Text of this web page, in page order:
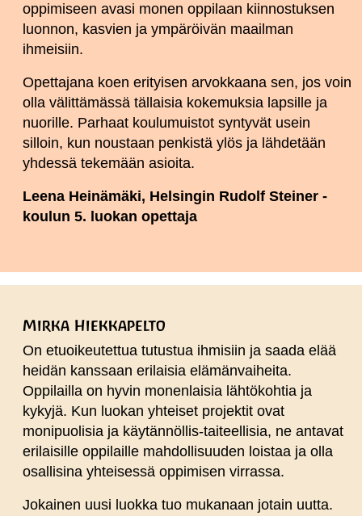
oppimiseen avasi monen oppilaan kiinnostuksen
luonnon, kasvien ja ympäröivän maailman
ihmeisiin.
Opettajana koen erityisen arvokkaana sen, jos voin
olla välittämässä tällaisia kokemuksia lapsille ja
nuorille. Parhaat koulumuistot syntyvät usein
silloin, kun noustaan penkistä ylös ja lähdetään
yhdessä tekemään asioita.
Leena Heinämäki, Helsingin Rudolf Steiner -
koulun 5. luokan opettaja
Mirka Hiekkapelto
On etuoikeutettua tutustua ihmisiin ja saada elää
heidän kanssaan erilaisia elämänvaiheita.
Oppilailla on hyvin monenlaisia lähtökohtia ja
kykyjä. Kun luokan yhteiset projektit ovat
monipuolisia ja käytännöllis-taiteellisia, ne antavat
erilaisille oppilaille mahdollisuuden loistaa ja olla
osallisina yhteisessä oppimisen virrassa.
Jokainen uusi luokka tuo mukanaan jotain uutta.